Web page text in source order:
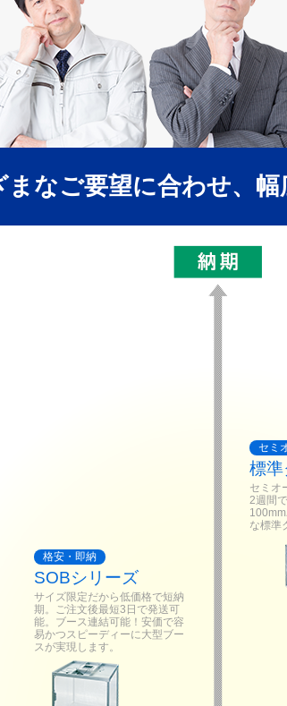
なご要望に合わせ、
格安・即納
SOBシリーズ
サイズ限定だから低価格で短納
期。ご注文後最短3日で発送可
能。ブース連結可能！安価で容
易かつスピーディーに大型ブー
スが実現します。
セミ
標準
セミオ
2週間
な標準